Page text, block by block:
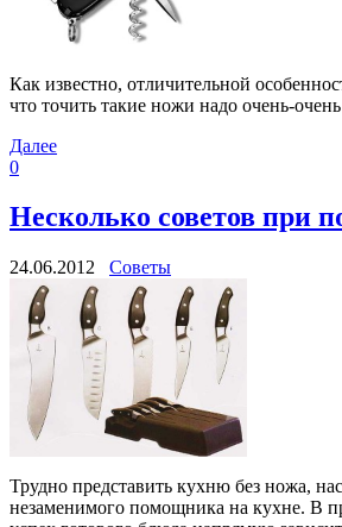
Как известно, отличительной
что точить такие ножи надо очень-
Далее
0
Несколько советов при
24.06.2012 Советы
Трудно представить кухню без ножа,
незаменимого помощника на кухне. В